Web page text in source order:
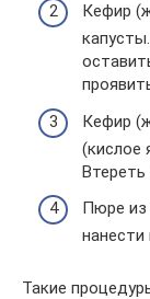
Кефир
Кефир
(кислое
Втереть
Пюре из
нанести
Такие